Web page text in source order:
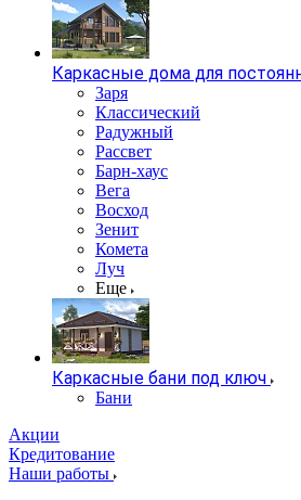
Каркасные дома для
Заря
Классический
Радужный
Рассвет
Барн-хаус
Вега
Восход
Зенит
Комета
Луч
Еще
Каркасные бани под ключ
Бани
Акции
Кредитование
Наши работы